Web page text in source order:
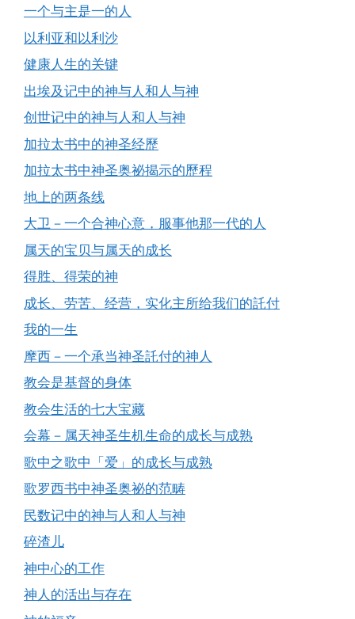
一个与主是一的人
以利亚和以利沙
健康人生的关键
出埃及记中的神与人和人与神
创世记中的神与人和人与神
加拉太书中的神圣经歷
加拉太书中神圣奥祕揭示的歷程
地上的两条线
大卫－一个合神心意，服事他那一代的人
属天的宝贝与属天的成长
得胜、得荣的神
成长、劳苦、经营，实化主所给我们的託付
我的一生
摩西－一个承当神圣託付的神人
教会是基督的身体
教会生活的七大宝藏
会幕－属天神圣生机生命的成长与成熟
歌中之歌中「爱」的成长与成熟
歌罗西书中神圣奥祕的范畴
民数记中的神与人和人与神
碎渣儿
神中心的工作
神人的活出与存在